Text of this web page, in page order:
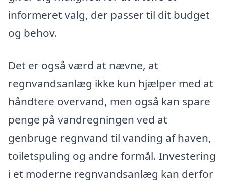
informeret valg, der passer til dit budget
og behov.
Det er også værd at nævne, at
regnvandsanlæg ikke kun hjælper med at
håndtere overvand, men også kan spare
penge på vandregningen ved at
genbruge regnvand til vanding af haven,
toiletspuling og andre formål. Investering
i et moderne regnvandsanlæg kan derfor